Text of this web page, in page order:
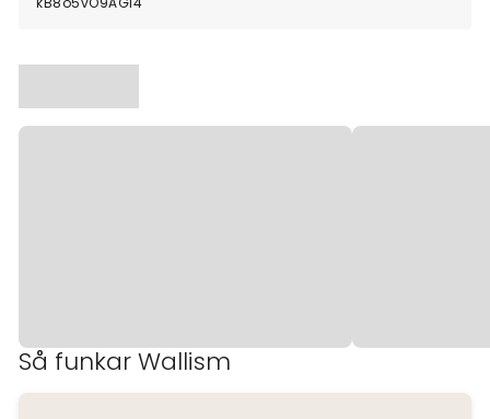
Så funkar Wallism